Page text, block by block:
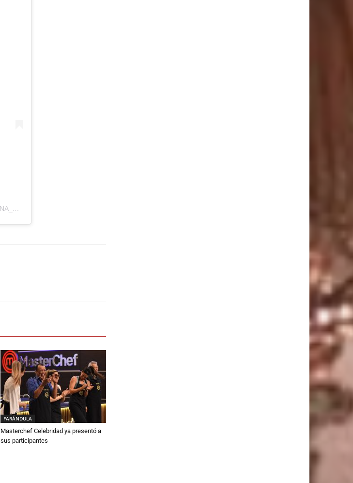
UNA PUBLICACIÓN COMPARTIDA POR MARILINA BOGADO (@MARILINA_OFICIAL)
FARÁNDULA
Masterchef Celebridad ya presentó a
sus participantes